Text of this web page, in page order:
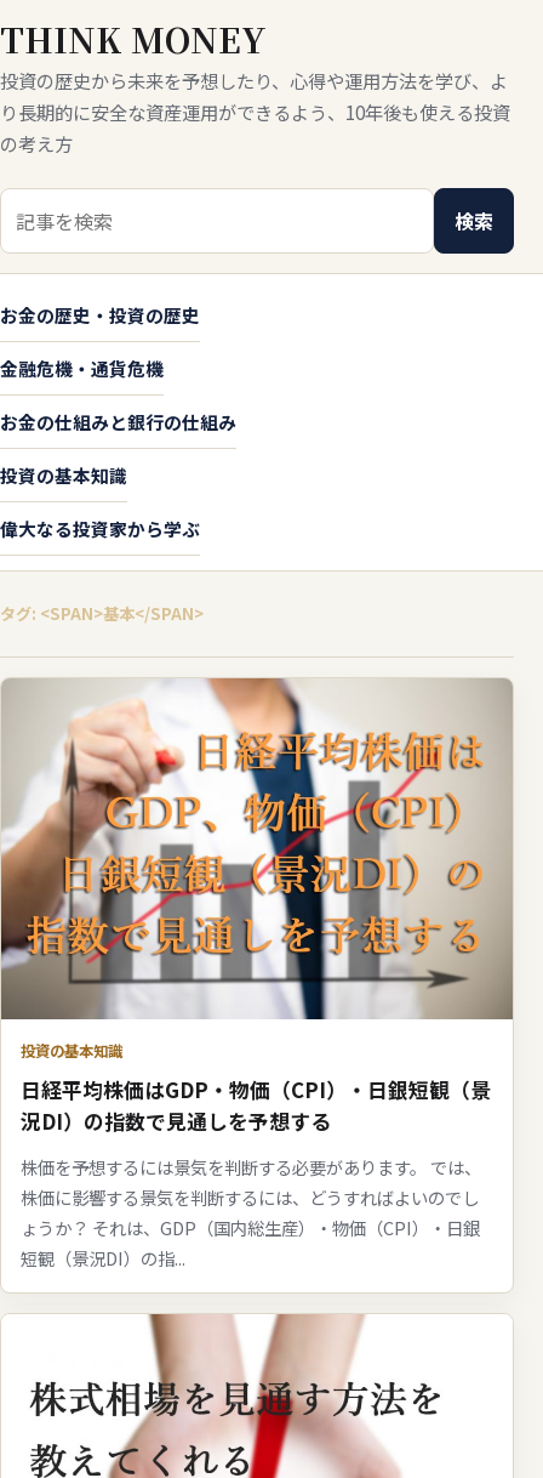
THINK MONEY
投資の歴史から未来を予想したり、心得や運用方法を学び、よ
り長期的に安全な資産運用ができるよう、10年後も使える投資
の考え方
検索キーワード
検索
お金の歴史・投資の歴史
金融危機・通貨危機
お金の仕組みと銀行の仕組み
投資の基本知識
偉大なる投資家から学ぶ
タグ: <SPAN>基本</SPAN>
投資の基本知識
日経平均株価はGDP・物価（CPI）・日銀短観（景
況DI）の指数で見通しを予想する
株価を予想するには景気を判断する必要があります。 では、
株価に影響する景気を判断するには、どうすればよいのでし
ょうか？ それは、GDP（国内総生産）・物価（CPI）・日銀
短観（景況DI）の指...